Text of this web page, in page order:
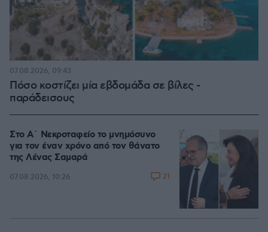
Πόσο κοστίζει μία εβδομάδα σε βίλες -
παράδεισους
07.08.2026, 09:43
Στο Α΄ Νεκροταφείο το μνημόσυνο
για τον έναν χρόνο από τον θάνατο
της Λένας Σαμαρά
07.08.2026, 10:26 21